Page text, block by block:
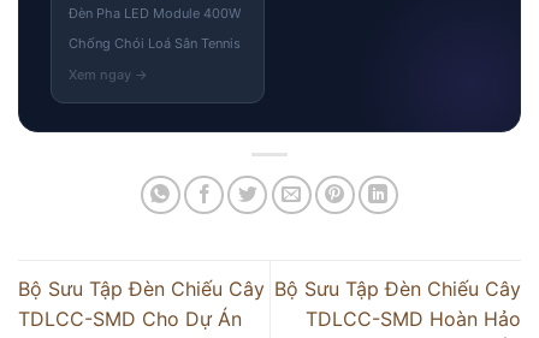
Đèn Pha LED Module 400W
Chống Chói Loá Sân Tennis
Bộ Sưu Tập Đèn Chiếu Cây
TDLCC-SMD Cho Dự Án
Bộ Sưu Tập Đèn Chiếu Cây
TDLCC-SMD Hoàn Hảo